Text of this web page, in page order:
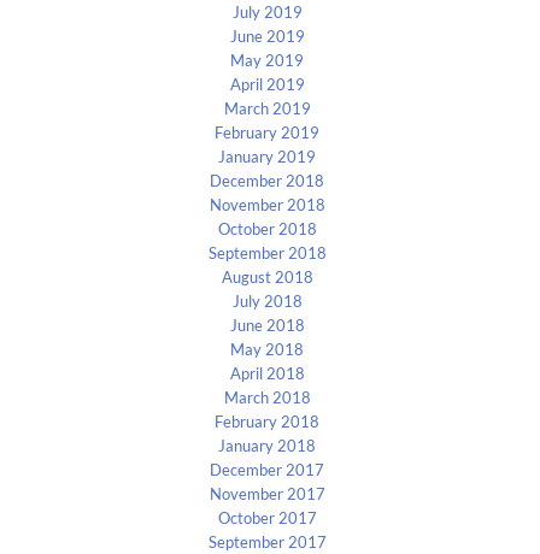
July 2019
June 2019
May 2019
April 2019
March 2019
February 2019
January 2019
December 2018
November 2018
October 2018
September 2018
August 2018
July 2018
June 2018
May 2018
April 2018
March 2018
February 2018
January 2018
December 2017
November 2017
October 2017
September 2017